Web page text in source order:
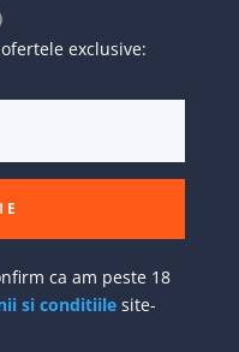
exclusive:
ca am peste 18
si conditiilesite-